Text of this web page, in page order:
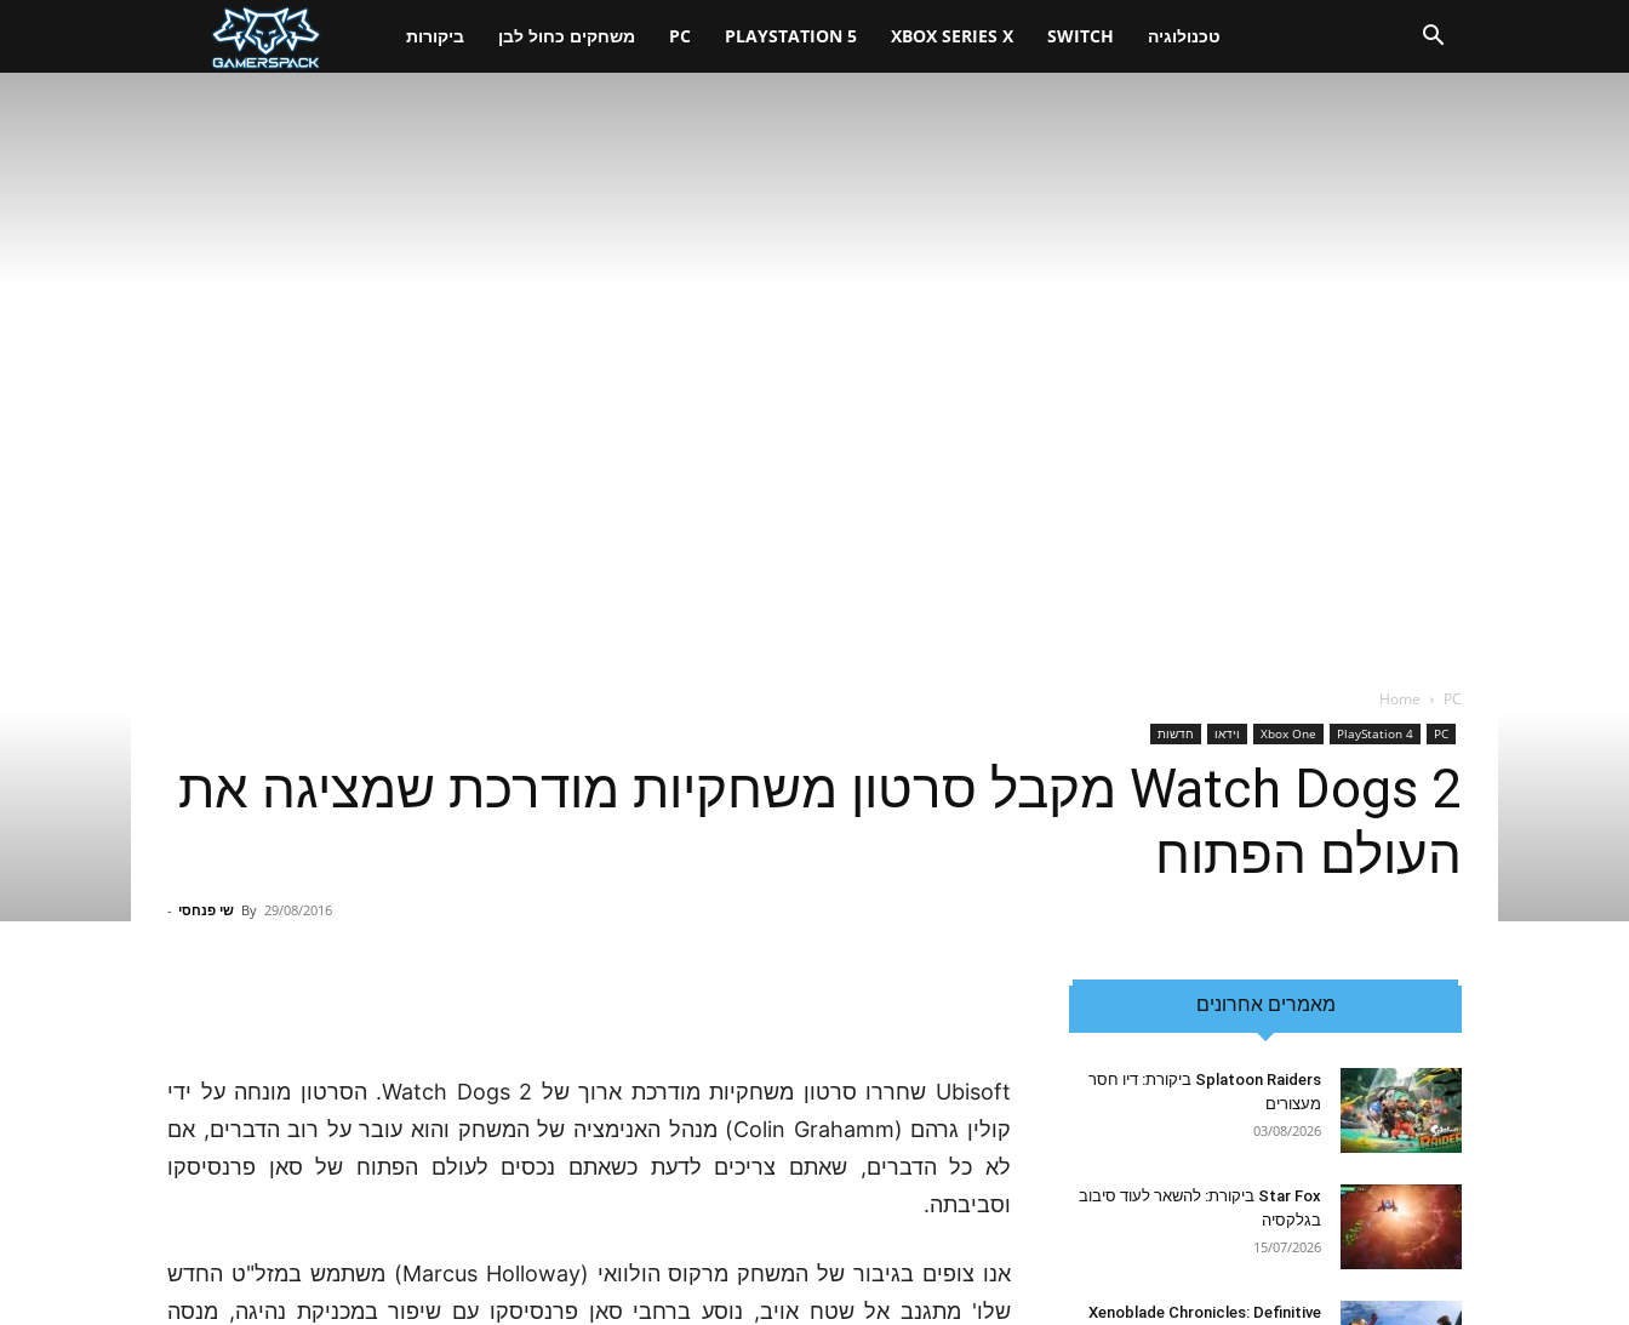
ביקורות משחקים כחול לבן PC PLAYSTATION 5 XBOX SERIES X SWITCH טכנולוגיה
Home PC
PC
PlayStation 4
Xbox One וידאו חדשות
Watch Dogs 2 מקבל סרטון משחקיות מודרכת שמציגה את
העולם הפתוח
By שי פנחסי - 29/08/2016
Ubisoft שחררו סרטון משחקיות מודרכת ארוך של Watch Dogs 2. הסרטון מונחה על ידי
קולין גרהם (Colin Grahamm) מנהל האנימציה של המשחק והוא עובר על רוב הדברים, אם
לא כל הדברים, שאתם צריכים לדעת כשאתם נכסים לעולם הפתוח של סאן פרנסיסקו
וסביבתה.
אנו צופים בגיבור של המשחק מרקוס הולוואי (Marcus Holloway) משתמש במזל"ט החדש
שלו' מתגנב אל שטח אויב, נוסע ברחבי סאן פרנסיסקו עם שיפור במכניקת נהיגה, מנסה
מאמרים אחרונים
Splatoon Raiders ביקורת: דיו חסר
מעצורים
03/08/2026
Star Fox ביקורת: להשאר לעוד סיבוב
בגלקסיה
15/07/2026
Xenoblade Chronicles: Definitive